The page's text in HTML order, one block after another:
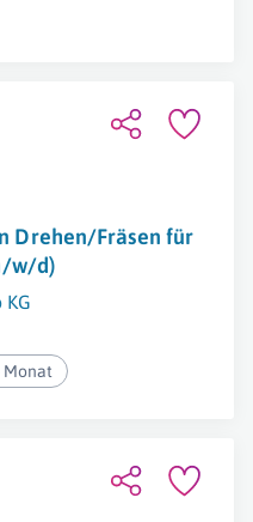
Drehen/Fräsen für
w/d)
KG
Monat